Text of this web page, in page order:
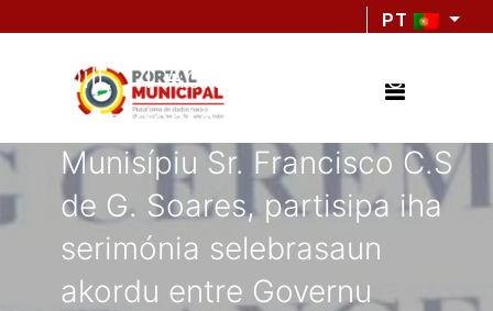
PT
Díli, 14 Abril 2026, Exelénsia
Prezidente Autoridade
Munisípiu Sr. Francisco C.S
de G. Soares, partisipa iha
serimónia selebrasaun
akordu entre Governu